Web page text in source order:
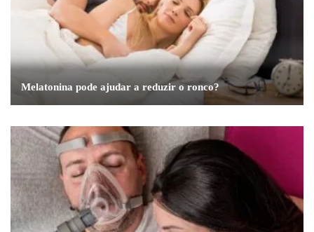
Melatonina pode ajudar a reduzir o ronco?